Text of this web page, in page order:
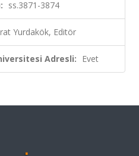
ss.3871-3874
Yurdakök, Editör
Adresli: Evet